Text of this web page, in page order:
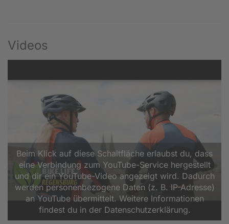
Videos
Beim Klick auf diese Schaltfläche erlaubst du, dass
eine Verbindung zum YouTube-Service hergestellt
und dir ein YouTube-Video angezeigt wird. Dadurch
werden personenbezogene Daten (z. B. IP-Adresse)
an YouTube übermittelt. Weitere Informationen
findest du in der Datenschutzerklärung.